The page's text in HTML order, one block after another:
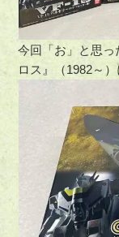
今回「お」と思っ
ロス』（1982～